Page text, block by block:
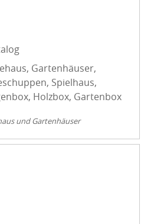
Gartenhäuser,
Spielhaus,
Holzbox, Gartenbox
und Gartenhäuser